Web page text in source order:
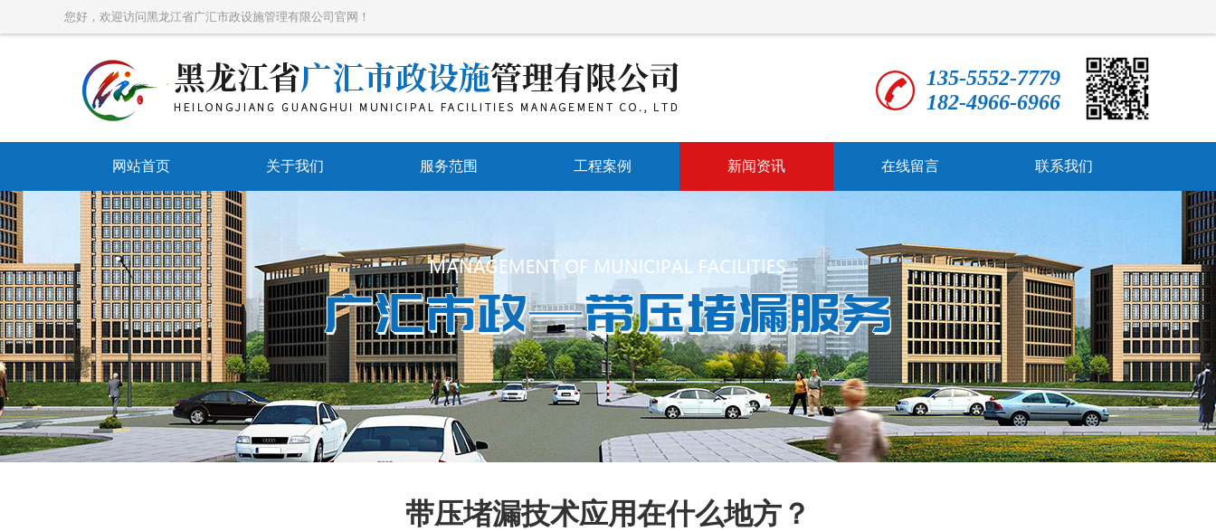
您好，欢迎访问黑龙江省广汇市政设施管理有限公司官网！
135-5552-7779
182-4966-6966
网站首页 关于我们 服务范围
带压开孔
带压封堵
水刀防爆切割
管道维修
市政管网维护抢修
销售各个型号卡具
工程案例 新闻资讯
常见问题
在线留言 联系我们
带压堵漏技术应用在什么地方？